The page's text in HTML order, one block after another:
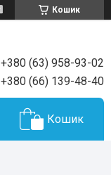
Кошик
+380 (63) 958-93-02
+380 (66) 139-48-40
Кошик